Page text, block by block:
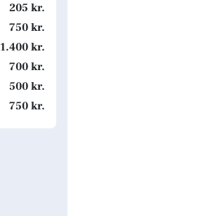
205 kr.
750 kr.
1.400 kr.
700 kr.
500 kr.
750 kr.